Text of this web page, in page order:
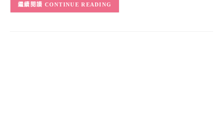
CONTINUE READING